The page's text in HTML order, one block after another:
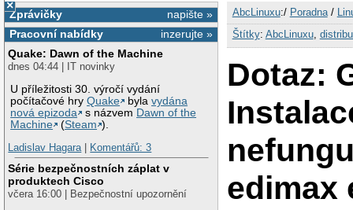
×
napište »
Zprávičky
inzerujte »
Pracovní nabídky
Quake: Dawn of the Machine
dnes 04:44 | IT novinky
U příležitosti 30. výročí vydání
počítačové hryQuake bylavydána
nová epizoda
s názvem Dawn of the
Machine
(Steam ).
Ladislav Hagara| Komentářů: 3
Série bezpečnostních záplat v
produktech Cisco
včera 16:00 | Bezpečnostní upozornění
AbcLinuxu:/ Poradna/
Štítky: AbcLinuxu,
Dotaz:
edimax